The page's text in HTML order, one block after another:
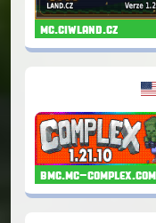
mc.ciwland.cz
bmc.mc-complex.com